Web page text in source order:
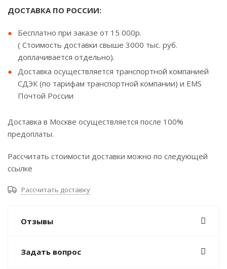
ДОСТАВКА ПО РОССИИ:
Бесплатно при заказе от 15 000р.
( Стоимость доставки свыше 3000 тыс. руб.
доплачивается отдельно).
Доставка осуществляется транспортной компанией
СДЭК (по тарифам транспортной компании) и EMS
Почтой России
Доставка в Москве осуществляется после 100%
предоплаты.
Рассчитать стоимости доставки можно по следующей
ссылке
Рассчитать доставку
Отзывы
Задать вопрос